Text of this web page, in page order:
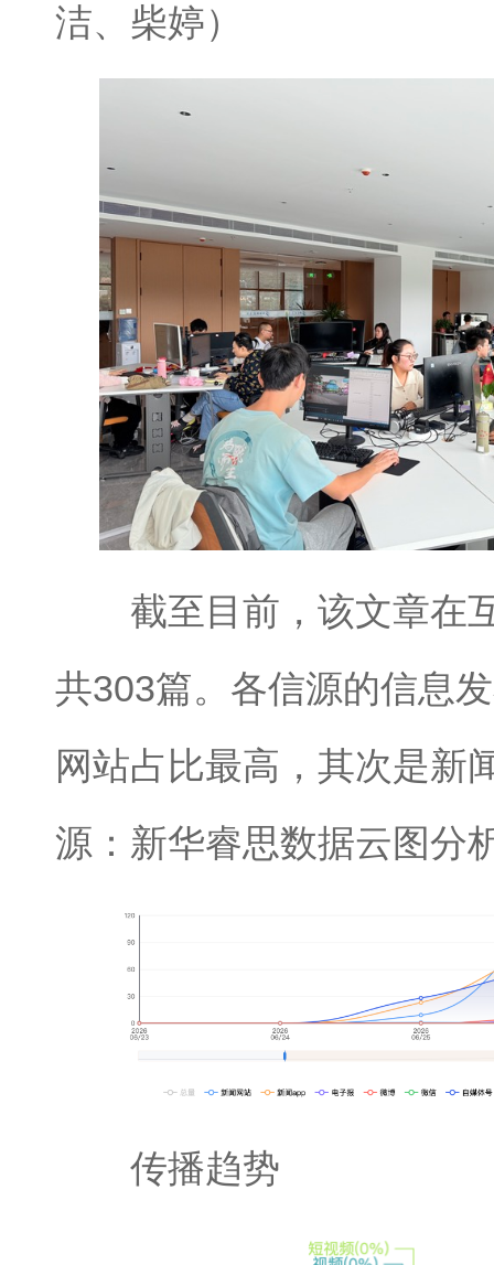
洁、柴婷）
截至目前，该文章在
共303篇。各信源的信息
网站占比最高，其次是新
源：新华睿思数据云图分
传播趋势